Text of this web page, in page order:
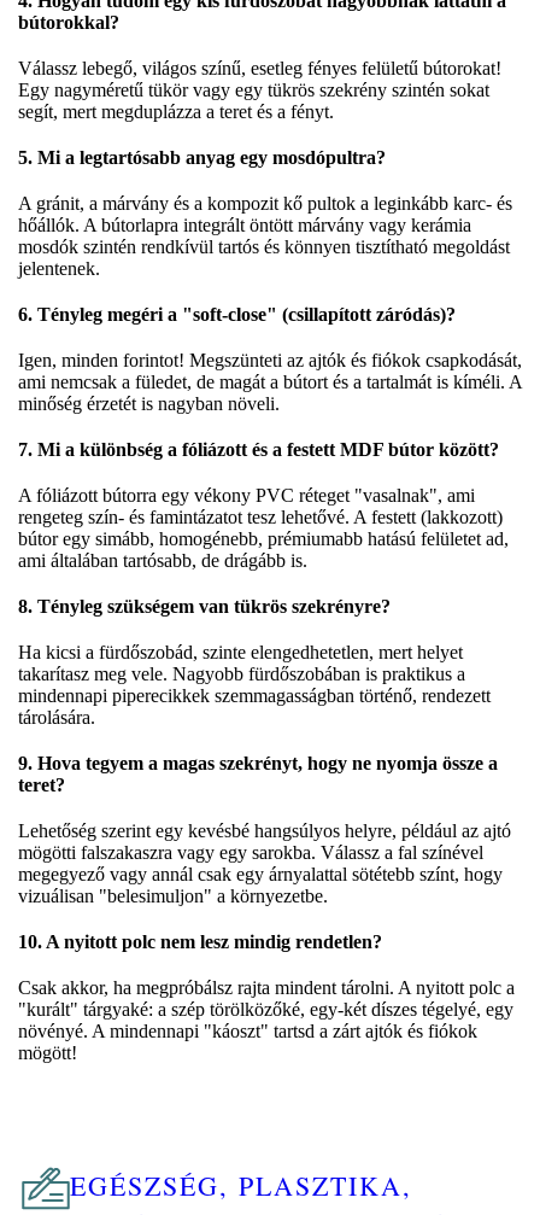
bútorokkal?
Válassz lebegő, világos színű, esetleg fényes felületű bútorokat!
Egy nagyméretű tükör vagy egy tükrös szekrény szintén sokat
segít, mert megduplázza a teret és a fényt.
5. Mi a legtartósabb anyag egy mosdópultra?
A gránit, a márvány és a kompozit kő pultok a leginkább karc- és
hőállók. A bútorlapra integrált öntött márvány vagy kerámia
mosdók szintén rendkívül tartós és könnyen tisztítható megoldást
jelentenek.
6. Tényleg megéri a "soft-close" (csillapított záródás)?
Igen, minden forintot! Megszünteti az ajtók és fiókok csapkodását,
ami nemcsak a füledet, de magát a bútort és a tartalmát is kíméli. A
minőség érzetét is nagyban növeli.
7. Mi a különbség a fóliázott és a festett MDF bútor között?
A fóliázott bútorra egy vékony PVC réteget "vasalnak", ami
rengeteg szín- és famintázatot tesz lehetővé. A festett (lakkozott)
bútor egy simább, homogénebb, prémiumabb hatású felületet ad,
ami általában tartósabb, de drágább is.
8. Tényleg szükségem van tükrös szekrényre?
Ha kicsi a fürdőszobád, szinte elengedhetetlen, mert helyet
takarítasz meg vele. Nagyobb fürdőszobában is praktikus a
mindennapi piperecikkek szemmagasságban történő, rendezett
tárolására.
9. Hova tegyem a magas szekrényt, hogy ne nyomja össze a
teret?
Lehetőség szerint egy kevésbé hangsúlyos helyre, például az ajtó
mögötti falszakaszra vagy egy sarokba. Válassz a fal színével
megegyező vagy annál csak egy árnyalattal sötétebb színt, hogy
vizuálisan "belesimuljon" a környezetbe.
10. A nyitott polc nem lesz mindig rendetlen?
Csak akkor, ha megpróbálsz rajta mindent tárolni. A nyitott polc a
"kurált" tárgyaké: a szép törölközőké, egy-két díszes tégelyé, egy
növényé. A mindennapi "káoszt" tartsd a zárt ajtók és fiókok
mögött!
EGÉSZSÉG, PLASZTIKA,